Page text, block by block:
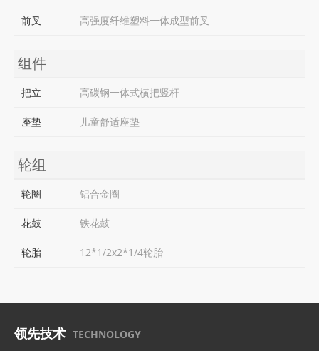
前叉 高强度纤维塑料一体成型前叉
组件
把立 高碳钢一体式横把竖杆
座垫 儿童舒适座垫
轮组
轮圈 铝合金圈
花鼓 铁花鼓
轮胎 12*1/2x2*1/4轮胎
领先技术 TECHNOLOGY